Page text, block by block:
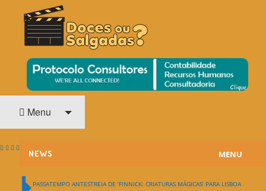
DOCES OU SALGADAS?
O Cinema? Uma Paixão!!
Menu
NEWS MENU
PASSATEMPO ANTESTREIA DE ‘FINNICK: CRIATURAS MÁGICAS’ PARA LISBOA